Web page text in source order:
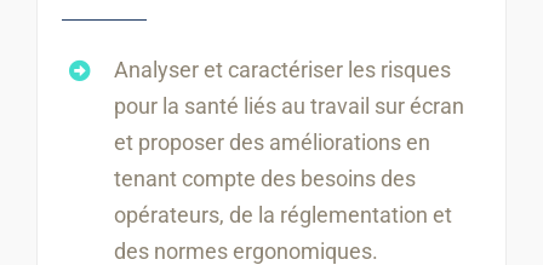
Analyser et caractériser les risques
pour la santé liés au travail sur écran
et proposer des améliorations en
tenant compte des besoins des
opérateurs, de la réglementation et
des normes ergonomiques.